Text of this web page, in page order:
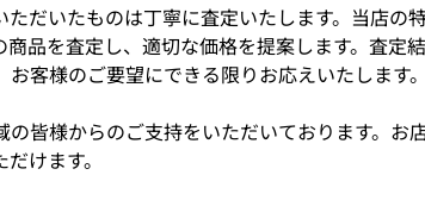
だいたものは丁寧に査定いたします。当店の
品を査定し、適切な価格を提案します。査定
客様のご要望にできる限りお応えいたします。
の皆様からのご支持をいただいております。お
けます。